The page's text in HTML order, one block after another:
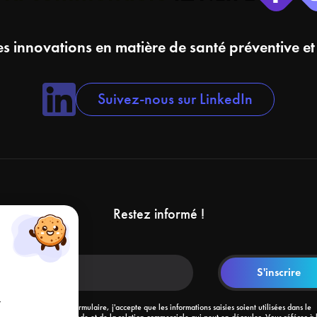
innovations en matière de santé préventive
Suivez-nous sur LinkedIn
Restez informé !
En soumettant ce formulaire, j'accepte que les informations saisies soient utilisées dans le